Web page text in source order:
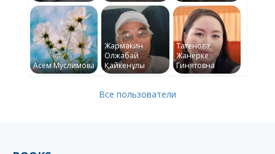
Асем Муслимова
Жармакин
Олжабай
Қайкенұлы
Татенова
Жанерке
Гинятовна
Все пользователи